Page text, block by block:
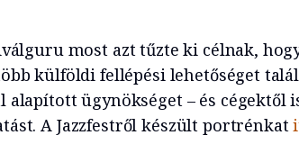
most azt tűzte ki célnak,
külföldi fellépési lehetőséget
alapított ügynökséget – és cégektől
A Jazzfestről készült portrénkat